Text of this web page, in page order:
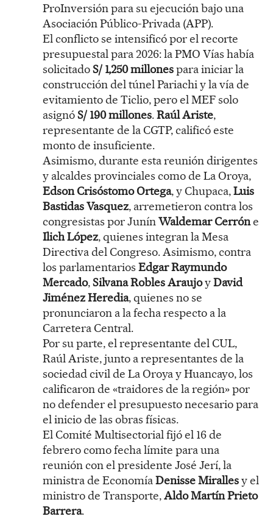
ProInversión para su ejecución bajo una
Asociación Público-Privada (APP).
El conflicto se intensificó por el recorte
presupuestal para 2026: la PMO Vías había
solicitadoS/ 1,250 millonespara iniciar la
construcción del túnel Pariachi y la vía de
evitamiento de Ticlio, pero el MEF solo
asignóS/ 190 millones.Raúl Ariste,
representante de la CGTP, calificó este
monto de insuficiente.
Asimismo, durante esta reunión dirigentes
y alcaldes provinciales como de La Oroya,
Edson Crisóstomo Ortega, y Chupaca,Luis
Bastidas Vasquez, arremetieron contra los
congresistas por JunínWaldemar Cerróne
Ilich López, quienes integran la Mesa
Directiva del Congreso. Asimismo, contra
los parlamentarios Edgar Raymundo
Mercado,Silvana Robles AraujoyDavid
Jiménez Heredia, quienes no se
pronunciaron a la fecha respecto a la
Carretera Central.
Por su parte, el representante del CUL,
Raúl Ariste, junto a representantes de la
sociedad civil de La Oroya y Huancayo, los
calificaron de «traidores de la región» por
no defender el presupuesto necesario para
el inicio de las obras físicas.
El Comité Multisectorial fijó el 16 de
febrero como fecha límite para una
reunión con el presidente José Jerí, la
ministra de EconomíaDenisse Mirallesy el
ministro de Transporte,Aldo Martín Prieto
Barrera.